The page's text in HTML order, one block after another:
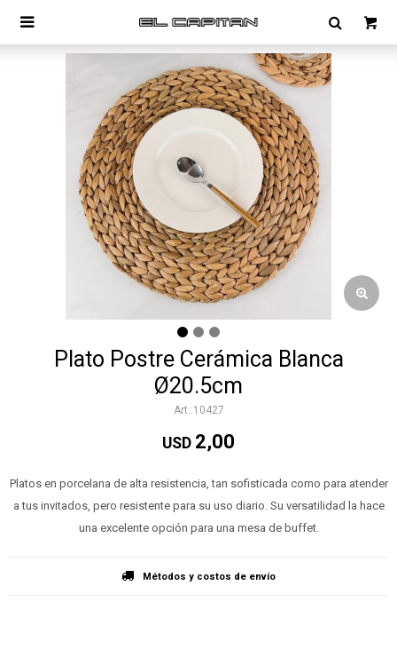

Plato Postre Cerámica Blanca
Ø20.5cm
10427
USD 2,00
Platos en porcelana de alta resistencia, tan sofisticada como para atender
a tus invitados, pero resistente para su uso diario. Su versatilidad la hace
una excelente opción para una mesa de buffet.
Métodos y costos de envío